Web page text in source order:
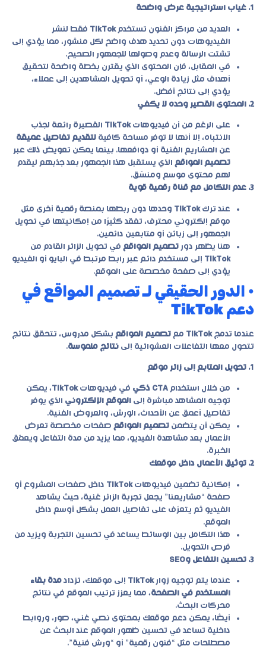
1. غياب استراتيجية عرض واضحة
العديد من مراكز الفنون تستخدمTikTok فقط لنشر
الفيديوهات دون تحديد هدف واضح لكل منشور، مما يؤدي إلى
تشتت الرسالة وعدم وصولها للجمهور الصحيح.
في المقابل، فإن المحتوى الذي يقترن بخطة واضحة لتحقيق
أهداف مثل زيادة الوعي، أو تحويل المشاهدين إلى عملاء،
يؤدي إلى نتائج أفضل.
2. المحتوى القصير وحده لا يكفي
على الرغم من أن فيديوهاتTikTok القصيرة رائعة لجذب
الانتباه، إلا أنها لا توفر مساحة كافية لتقديم تفاصيل عميقة
عن المشاريع الفنية أو دوافعها. بينما يمكن تعويض ذلك عبر
تصميم المواقع الذي يستقبل هذا الجمهور بعد جذبهم ليقدم
لهم محتوى موسع ومنسّق.
3. عدم التكامل مع قناة رقمية قوية
عند تركTikTok وحدها دون ربطها بمنصة رقمية أخرى مثل
موقع إلكتروني محترف، تفقد كثيرًا من إمكانيتها في تحويل
الجمهور إلى زبائن أو متابعين دائمين.
هنا يظهر دور تصميم المواقع في تحويل الزائر القادم من
TikTok إلى مستخدم دائم عبر رابط مرتبط في البايو أو الفيديو
يؤدي إلى صفحة مخصصة على الموقع.
• الدور الحقيقي لـ تصميم المواقع في
دعم TikTok
عندما تدمجTikTok مع تصميم المواقع بشكل مدروس، تتحقق نتائج
تتحول معها التفاعلات العشوائية إلى نتائج ملموسة.
1. تحويل المتابع إلى زائر موقع
من خلال استخدام CTA ذكي في فيديوهاتTikTok، يمكن
توجيه المشاهد مباشرة إلى الموقع الإلكتروني الذي يوفر
تفاصيل أعمق عن الأحداث، الورش، والعروض الفنية.
يمكن أن يتضمن تصميم المواقع صفحات مخصصة تعرض
الأعمال بعد مشاهدة الفيديو، مما يزيد من مدة التفاعل ويعمّق
الخبرة.
2. توثيق الأعمال داخل موقعك
إمكانية تضمين فيديوهاتTikTok داخل صفحات المشروع أو
صفحة “مشاريعنا” يجعل تجربة الزائر غنية، حيث يشاهد
الفيديو ثم يتعرّف على تفاصيل العمل بشكل أوسع داخل
الموقع.
هذا التكامل بين الوسائط يساعد في تحسين التجربة ويزيد من
فرص التحويل.
3. تحسين التفاعل وSEO
عندما يتم توجيه زوارTikTok إلى موقعك، تزداد مدة بقاء
المستخدم في الصفحة، مما يعزز ترتيب الموقع في نتائج
محركات البحث.
أيضًا، يمكن دعم موقعك بمحتوى نصي غني، صور، وروابط
داخلية تساعد في تحسين ظهور الموقع عند البحث عن
مصطلحات مثل “فنون رقمية” أو “ورش فنية”.